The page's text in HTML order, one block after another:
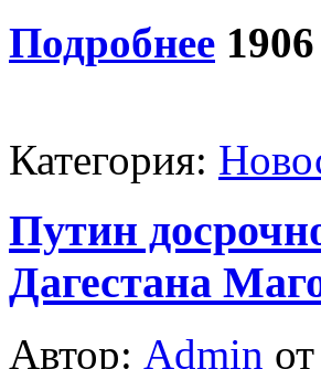
Подробнее 1906
Категория:
Путин
Дагестана
Автор: Admin от